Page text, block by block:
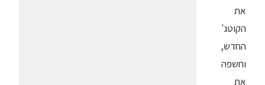
את
הקוטג'
החדש,
וחשפה
את